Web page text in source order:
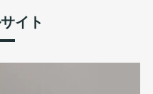
イト